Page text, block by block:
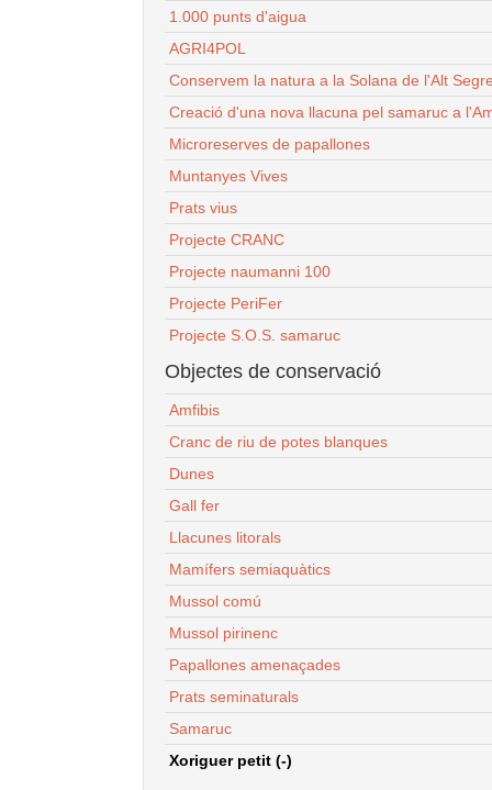
1.000 punts d'aigua
AGRI4POL
Conservem la natura a la Solana de l'Alt
Creació d'una nova llacuna pel samaruc a
Microreserves de papallones
Muntanyes Vives
Prats vius
Projecte CRANC
Projecte naumanni 100
Projecte PeriFer
Projecte S.O.S. samaruc
Objectes de conservació
Amfibis
Cranc de riu de potes blanques
Dunes
Gall fer
Llacunes litorals
Mamífers semiaquàtics
Mussol comú
Mussol pirinenc
Papallones amenaçades
Prats seminaturals
Samaruc
Xoriguer petit (-)